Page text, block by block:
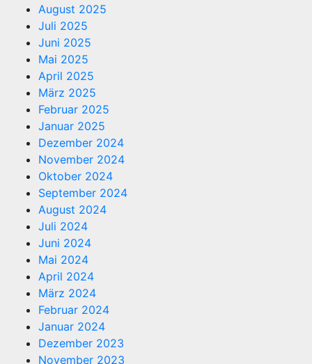
August 2025
Juli 2025
Juni 2025
Mai 2025
April 2025
März 2025
Februar 2025
Januar 2025
Dezember 2024
November 2024
Oktober 2024
September 2024
August 2024
Juli 2024
Juni 2024
Mai 2024
April 2024
März 2024
Februar 2024
Januar 2024
Dezember 2023
November 2023